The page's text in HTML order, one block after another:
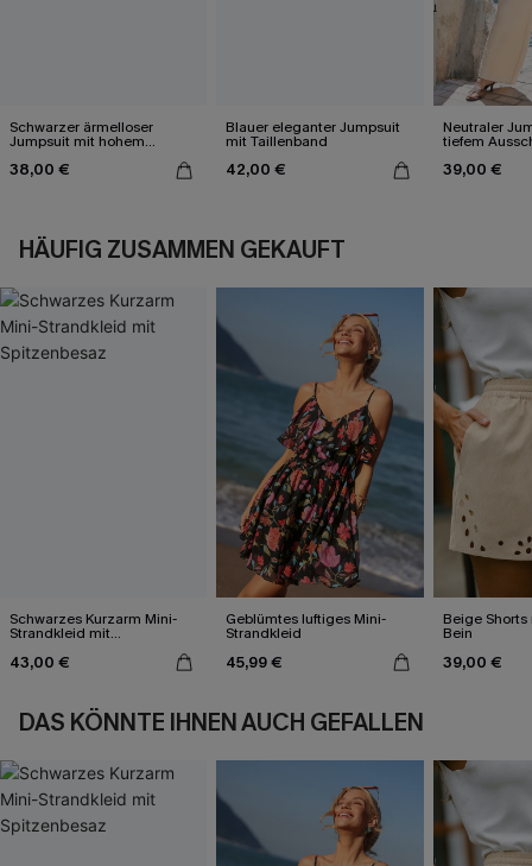
Schwarzer ärmelloser
Jumpsuit mit hohem
Ausschnitt
38,00 €
Blauer eleganter Jumpsuit
mit Taillenband
42,00 €
Neutraler
tiefem
39,00 €
HÄUFIG ZUSAMMEN GEKAUFT
Schwarzes Kurzarm Mini-
Strandkleid mit
43,00 €
Geblümtes luftiges Mini-
Strandkleid
45,99 €
Beige
Bein
39,00 €
DAS KÖNNTE IHNEN AUCH GEFALLEN